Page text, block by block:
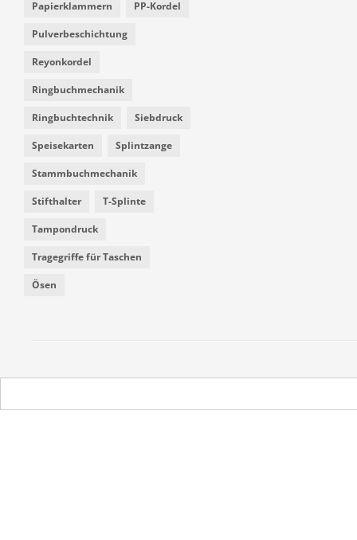
Papierklammern PP-Kordel
Pulverbeschichtung
Reyonkordel
Ringbuchmechanik
Ringbuchtechnik Siebdruck
Speisekarten Splintzange
Stammbuchmechanik
Stifthalter T-Splinte
Tampondruck
Tragegriffe für Taschen
Ösen